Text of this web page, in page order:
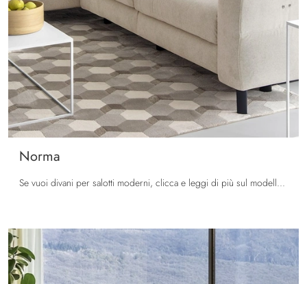
Norma
Se vuoi divani per salotti moderni, clicca e leggi di più sul modello Norma in tessuto del brand Calligaris.